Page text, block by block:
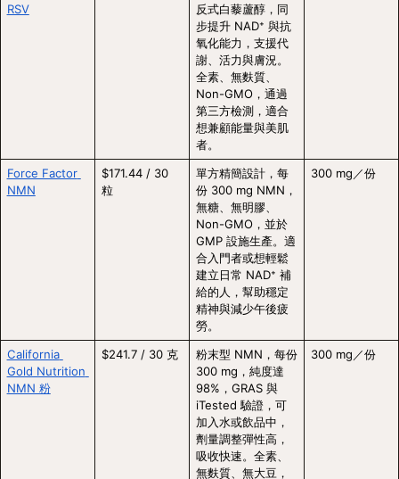
RSV
反式白藜蘆醇，同
步提升 NAD⁺ 與抗
氧化能力，支援代
謝、活力與膚況。
全素、無麩質、
Non-GMO，通過
第三方檢測，適合
想兼顧能量與美肌
者。
Force Factor
NMN
$171.44 / 30
粒
單方精簡設計，每
份 300 mg NMN，
無糖、無明膠、
Non-GMO，並於
GMP 設施生產。適
合入門者或想輕鬆
建立日常 NAD⁺ 補
給的人，幫助穩定
精神與減少午後疲
勞。
300 mg／份
California
Gold Nutrition
NMN 粉
$241.7 / 30 克
粉末型 NMN，每份
300 mg，純度達
98%，GRAS 與
iTested 驗證，可
加入水或飲品中，
劑量調整彈性高，
吸收快速。全素、
無麩質、無大豆，
300 mg／份